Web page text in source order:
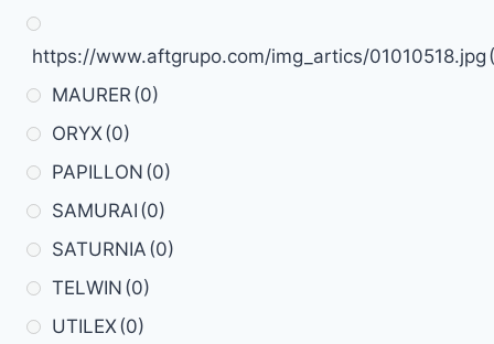
https://www.aftgrupo.com/img_artics/01010518.jpg
MAURER (0)
ORYX(0)
PAPILLON (0)
SAMURAI (0)
SATURNIA (0)
TELWIN (0)
UTILEX(0)